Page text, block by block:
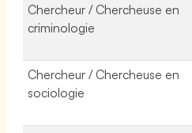
Chercheur / Chercheuse en
criminologie
Chercheur / Chercheuse en
sociologie